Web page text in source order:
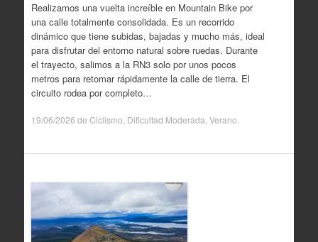
Realizamos una vuelta increíble en Mountain Bike por
una calle totalmente consolidada. Es un recorrido
dinámico que tiene subidas, bajadas y mucho más, ideal
para disfrutar del entorno natural sobre ruedas. Durante
el trayecto, salimos a la RN3 solo por unos pocos
metros para retomar rápidamente la calle de tierra. El
circuito rodea por completo…
19/06/2026 de Ciclismo Dificultad Moderada Verano